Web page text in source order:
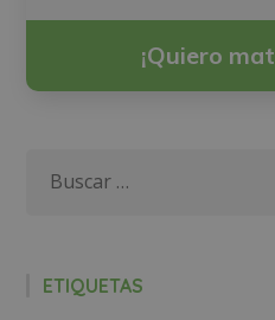
¡Quiero
ETIQUETAS